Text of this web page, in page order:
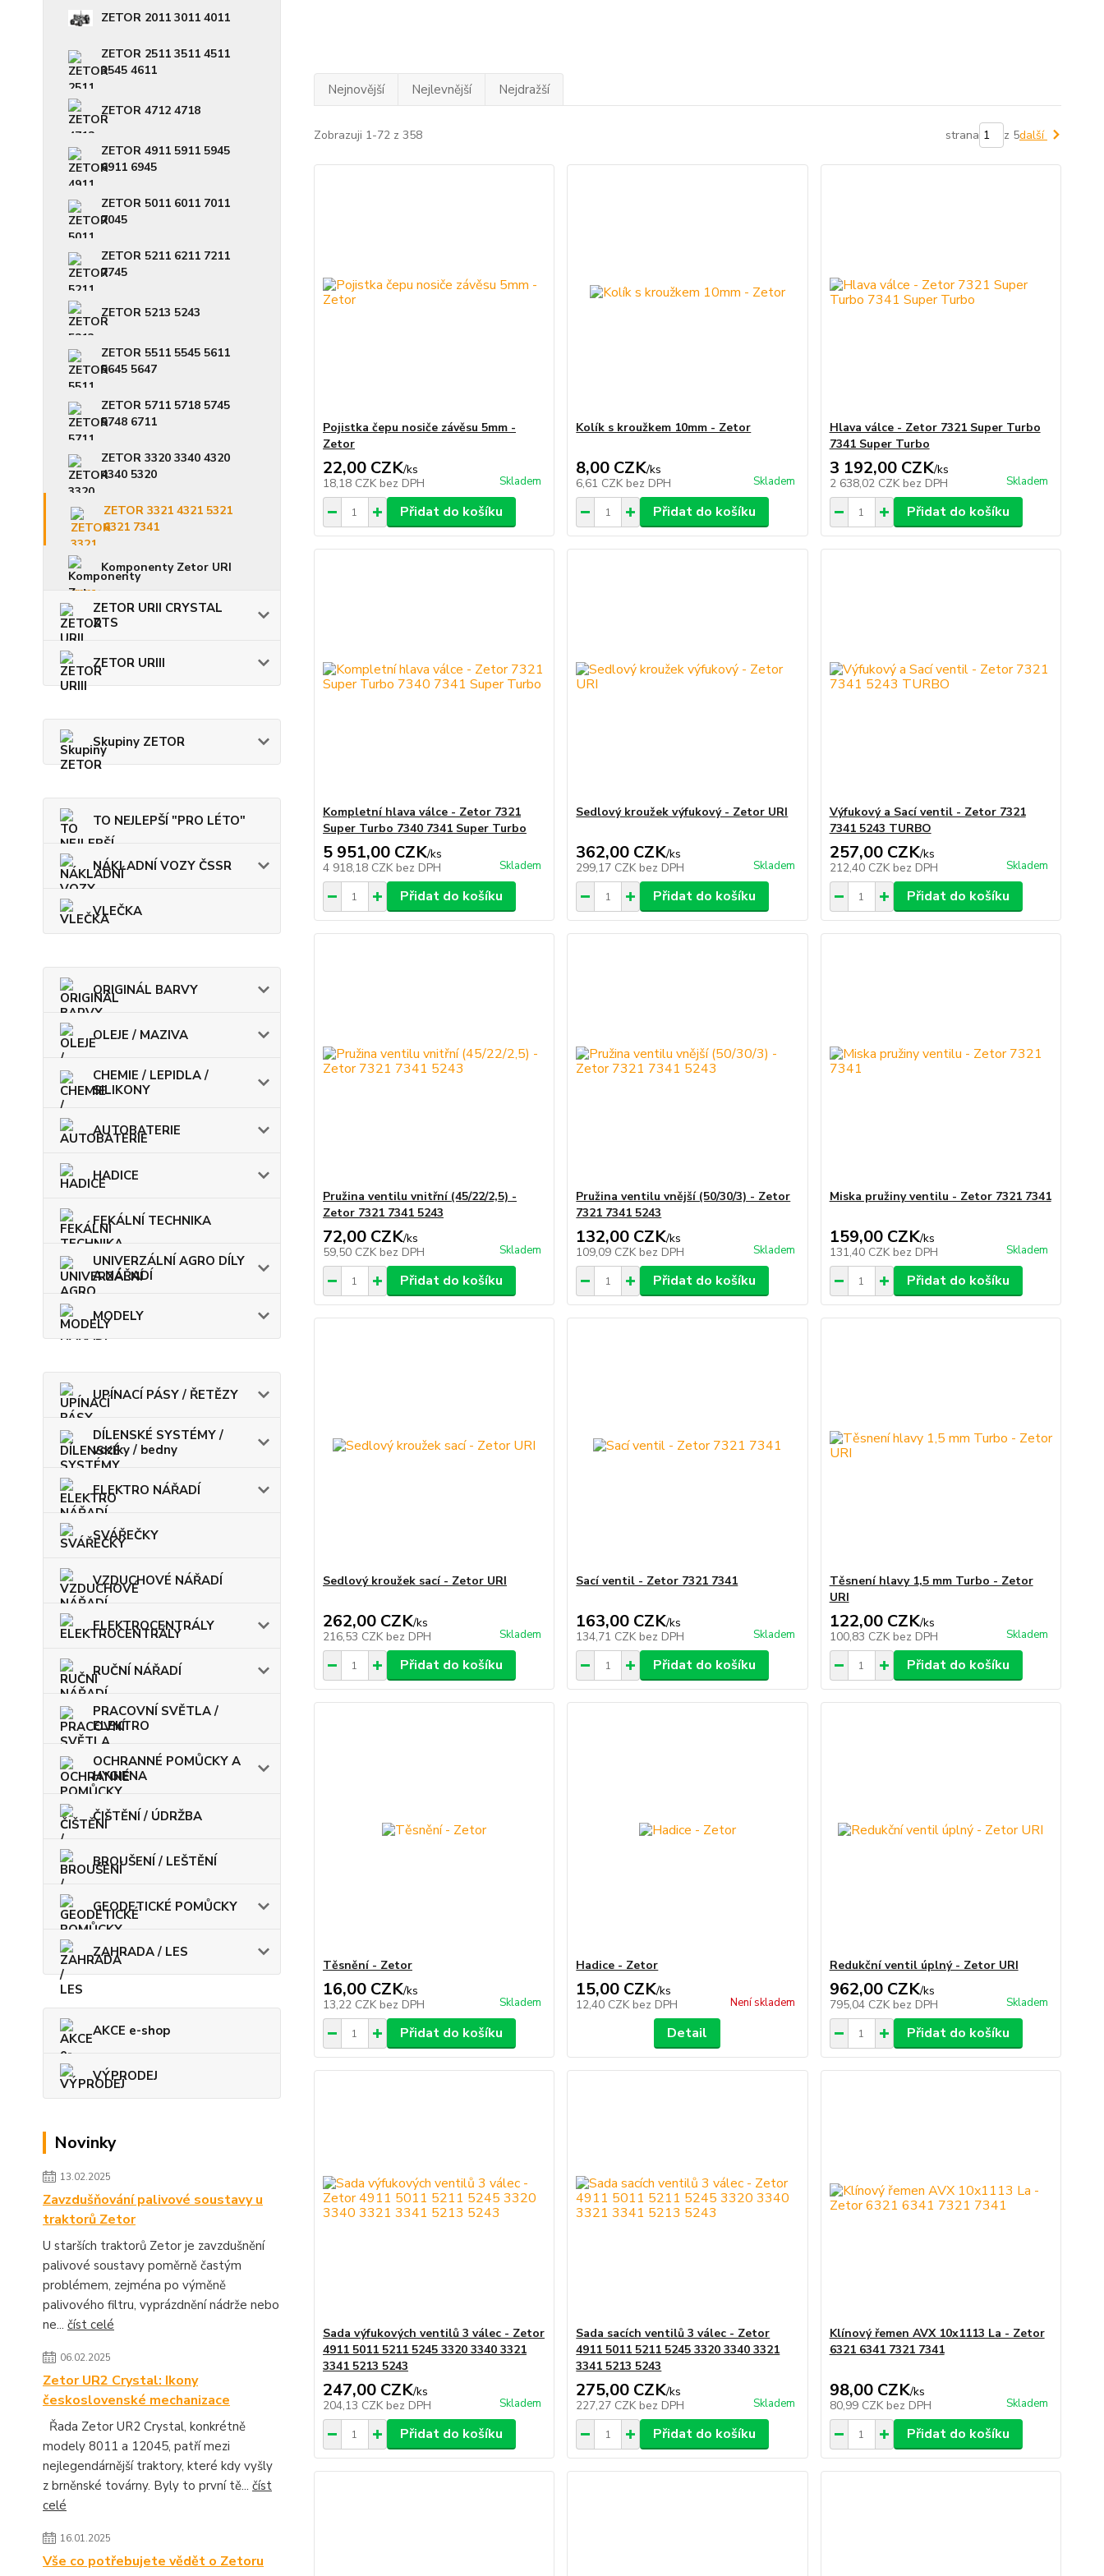
ZETOR 2011 3011 4011
ZETOR 2511 3511 4511
3545 4611
ZETOR 4712 4718
ZETOR 4911 5911 5945
6911 6945
ZETOR 5011 6011 7011
7045
ZETOR 5211 6211 7211
7745
ZETOR 5213 5243
ZETOR 5511 5545 5611
5645 5647
ZETOR 5711 5718 5745
5748 6711
ZETOR 3320 3340 4320
4340 5320
ZETOR 3321 4321 5321
6321 7341
Komponenty Zetor URI
ZETOR URII CRYSTAL
ZTS
ZETOR URIII
Skupiny ZETOR
TO NEJLEPŠÍ "PRO LÉTO"
NÁKLADNÍ VOZY ČSSR
VLEČKA
ORIGINÁL BARVY
OLEJE / MAZIVA
CHEMIE / LEPIDLA /
SILIKONY
AUTOBATERIE
HADICE
FEKÁLNÍ TECHNIKA
UNIVERZÁLNÍ AGRO DÍLY
A NÁŘADÍ
MODELY
UPÍNACÍ PÁSY / ŘETĚZY
DÍLENSKÉ SYSTÉMY /
vozíky / bedny
ELEKTRO NÁŘADÍ
SVÁŘEČKY
VZDUCHOVÉ NÁŘADÍ
ELEKTROCENTRÁLY
RUČNÍ NÁŘADÍ
PRACOVNÍ SVĚTLA /
ELEKTRO
OCHRANNÉ POMŮCKY A
HYGIENA
ČIŠTĚNÍ / ÚDRŽBA
BROUŠENÍ / LEŠTĚNÍ
GEODETICKÉ POMŮCKY
ZAHRADA / LES
AKCE e-shop
VÝPRODEJ
Novinky
13.02.2025
Zavzdušňování palivové soustavy u
traktorů Zetor
U starších traktorů Zetor je zavzdušnění
palivové soustavy poměrně častým
problémem, zejména po výměně
palivového filtru, vyprázdnění nádrže nebo
ne... číst celé
06.02.2025
Zetor UR2 Crystal: Ikony
československé mechanizace
Řada Zetor UR2 Crystal, konkrétně
modely 8011 a 12045, patří mezi
nejlegendárnější traktory, které kdy vyšly
z brněnské továrny. Byly to první tě... číst
celé
16.01.2025
Vše co potřebujete vědět o Zetoru
Nejnovější Nejlevnější Nejdražší
Zobrazuji 1-72 z 358 strana z 5další
Pojistka čepu nosiče závěsu 5mm -
Zetor
22,00 CZK/ks
18,18 CZK bez DPH Skladem
Přidat do košíku
Kolík s kroužkem 10mm - Zetor
8,00 CZK/ks
6,61 CZK bez DPH Skladem
Přidat do košíku
Hlava válce - Zetor 7321 Super Turbo
7341 Super Turbo
3 192,00 CZK/ks
2 638,02 CZK bez DPH Skladem
Přidat do košíku
Kompletní hlava válce - Zetor 7321
Super Turbo 7340 7341 Super Turbo
5 951,00 CZK/ks
4 918,18 CZK bez DPH Skladem
Přidat do košíku
Sedlový kroužek výfukový - Zetor URI
362,00 CZK/ks
299,17 CZK bez DPH Skladem
Přidat do košíku
Výfukový a Sací ventil - Zetor 7321
7341 5243 TURBO
257,00 CZK/ks
212,40 CZK bez DPH Skladem
Přidat do košíku
Pružina ventilu vnitřní (45/22/2,5) -
Zetor 7321 7341 5243
72,00 CZK/ks
59,50 CZK bez DPH Skladem
Přidat do košíku
Pružina ventilu vnější (50/30/3) - Zetor
7321 7341 5243
132,00 CZK/ks
109,09 CZK bez DPH Skladem
Přidat do košíku
Miska pružiny ventilu - Zetor 7321 7341
159,00 CZK/ks
131,40 CZK bez DPH Skladem
Přidat do košíku
Sedlový kroužek sací - Zetor URI
262,00 CZK/ks
216,53 CZK bez DPH Skladem
Přidat do košíku
Sací ventil - Zetor 7321 7341
163,00 CZK/ks
134,71 CZK bez DPH Skladem
Přidat do košíku
Těsnení hlavy 1,5 mm Turbo - Zetor
URI
122,00 CZK/ks
100,83 CZK bez DPH Skladem
Přidat do košíku
Těsnění - Zetor
16,00 CZK/ks
13,22 CZK bez DPH Skladem
Přidat do košíku
Hadice - Zetor
15,00 CZK/ks
12,40 CZK bez DPH Není skladem
Detail
Redukční ventil úplný - Zetor URI
962,00 CZK/ks
795,04 CZK bez DPH Skladem
Přidat do košíku
Sada výfukových ventilů 3 válec - Zetor
4911 5011 5211 5245 3320 3340 3321
3341 5213 5243
247,00 CZK/ks
204,13 CZK bez DPH Skladem
Přidat do košíku
Sada sacích ventilů 3 válec - Zetor
4911 5011 5211 5245 3320 3340 3321
3341 5213 5243
275,00 CZK/ks
227,27 CZK bez DPH Skladem
Přidat do košíku
Klínový řemen AVX 10x1113 La - Zetor
6321 6341 7321 7341
98,00 CZK/ks
80,99 CZK bez DPH Skladem
Přidat do košíku